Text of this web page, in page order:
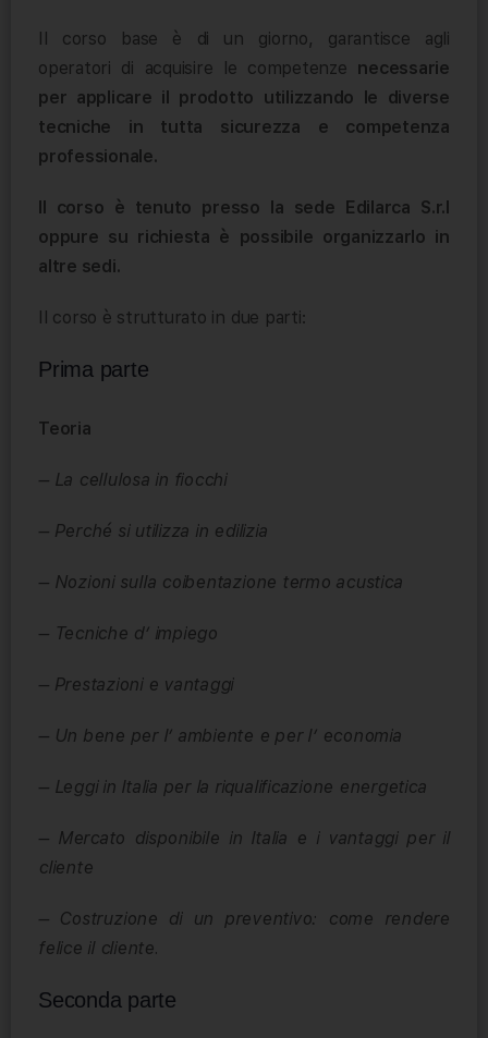
Il corso base è di un giorno, garantisce agli
operatori di acquisire le competenze necessarie
per applicare il prodotto utilizzando le diverse
tecniche in tutta sicurezza e competenza
professionale.
Il corso è tenuto presso la sede Edilarca S.r.l
oppure su richiesta è possibile organizzarlo in
altre sedi.
Il corso è strutturato in due parti:
Prima parte
Teoria
– La cellulosa in fiocchi
– Perché si utilizza in edilizia
– Nozioni sulla coibentazione termo acustica
– Tecniche d’ impiego
– Prestazioni e vantaggi
– Un bene per l’ ambiente e per l’ economia
– Leggi in Italia per la riqualificazione energetica
– Mercato disponibile in Italia e i vantaggi per il
cliente
– Costruzione di un preventivo: come rendere
felice il cliente.
Seconda parte